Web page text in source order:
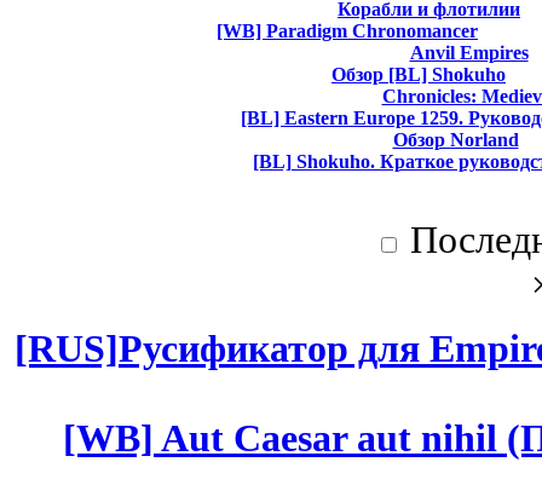
Корабли и флотилии
[WB] Paradigm Chronomancer
Anvil Empires
Обзор [BL] Shokuho
Chronicles:
[BL] Eastern Europe 1259.
Обзор Norland
[BL] Shokuho. Краткое
[RUS]Русификатор для
[WB] Aut Caesar aut nihil